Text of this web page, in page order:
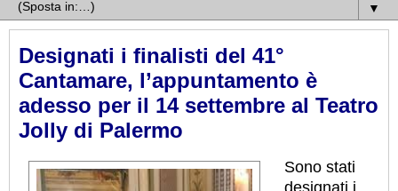
▼
Designati i finalisti del 41°
Cantamare, l’appuntamento è
adesso per il 14 settembre al Teatro
Jolly di Palermo
Sono stati
designati i